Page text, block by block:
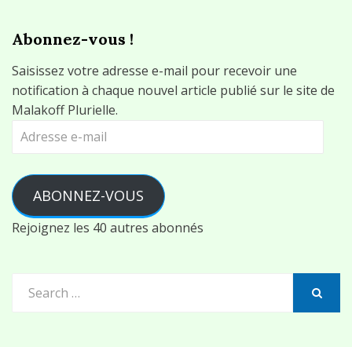
Abonnez-vous !
Saisissez votre adresse e-mail pour recevoir une
notification à chaque nouvel article publié sur le site de
Malakoff Plurielle.
Adresse
ABONNEZ-VOUS
Rejoignez les 40 autres abonnés
for: